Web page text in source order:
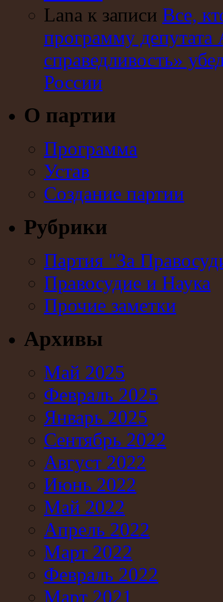
Lana к записи Все,
программу
справедливость»
России
О партии
Программа
Устав
Создание партии
Рубрики
Партия "За
Правосудие и Наука
Прочие заметки
Архивы
Май 2025
Февраль 2025
Январь 2025
Сентябрь 2022
Август 2022
Июнь 2022
Май 2022
Апрель 2022
Март 2022
Февраль 2022
Март 2021